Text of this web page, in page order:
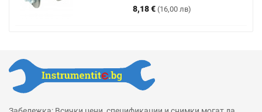
8,18 € (16,00 лв)
Цена